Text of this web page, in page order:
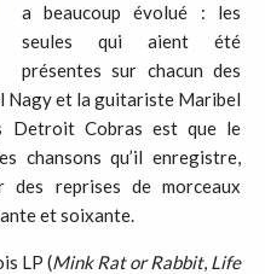
a beaucoup évolué : les
seules qui aient été
présentes sur chacun des
Nagy et la guitariste Maribel
Detroit Cobras est que le
chansons qu’il enregistre,
des reprises de morceaux
et soixante.
LP (Mink Rat or Rabbit, Life